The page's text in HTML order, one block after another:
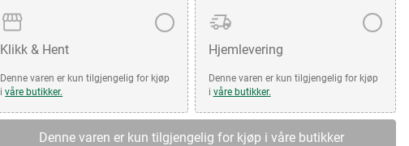
Klikk & Hent
Denne varen er kun tilgjengelig for kjøp
ivåre butikker.
Hjemlevering
Denne varen er kun tilgjengelig for kjøp
i våre butikker.
Denne varen er kun tilgjengelig for kjøp i våre butikker